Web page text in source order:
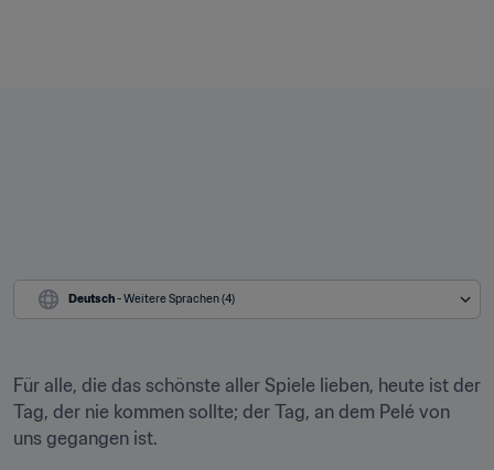
Deutsch - Weitere Sprachen (4)
Für alle, die das schönste aller Spiele lieben, heute ist der
Tag, der nie kommen sollte; der Tag, an dem Pelé von
uns gegangen ist.